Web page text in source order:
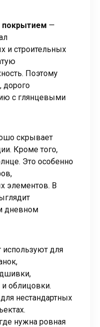
покрытием —
и строительных
Поэтому
дорого
с глянцевыми
скрывает
Кроме того,
Это особенно
элементов. В
дневном
используют для
облицовки.
нестандартных
нужна ровная